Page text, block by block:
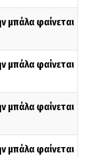
μπάλα φαίνεται
μπάλα φαίνεται
μπάλα φαίνεται
μπάλα φαίνεται